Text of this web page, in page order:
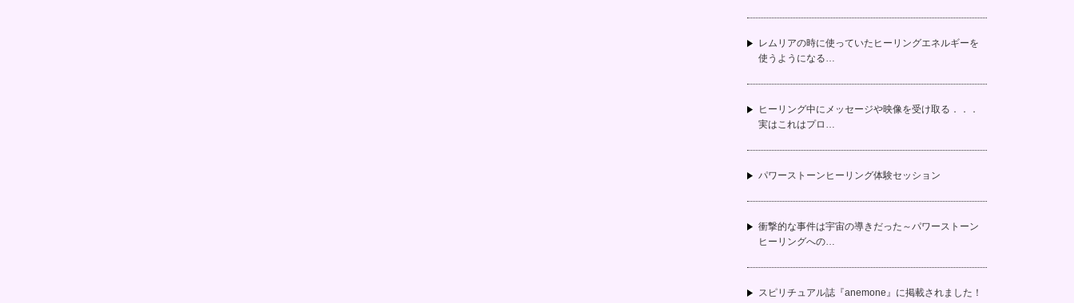
レムリアの時に使っていたヒーリングエネルギーを
使うようになる…
ヒーリング中にメッセージや映像を受け取る．．．
実はこれはプロ…
パワーストーンヒーリング体験セッション
衝撃的な事件は宇宙の導きだった～パワーストーン
ヒーリングへの…
スピリチュアル誌『anemone』に掲載されました！